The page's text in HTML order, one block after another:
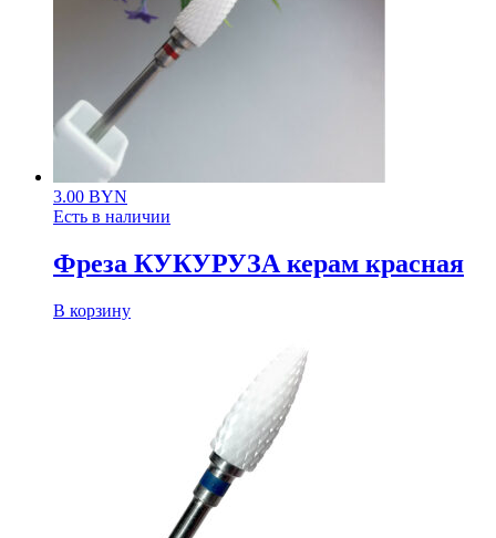
3.00 BYN
Есть в наличии
Фреза КУКУРУЗА керам красная
В корзину